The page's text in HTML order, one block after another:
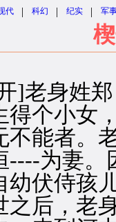
代 | 科幻 | 纪实 | 军
身姓郑
得个小女
不能者。
----为妻
幼伏侍孩
之后，老